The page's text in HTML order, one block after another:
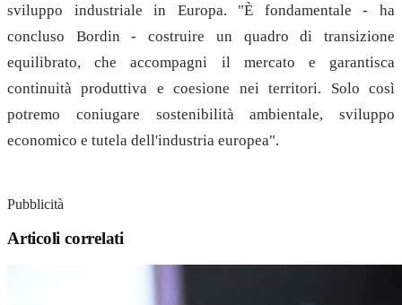
sviluppo industriale in Europa. "È fondamentale - ha
concluso Bordin - costruire un quadro di transizione
equilibrato, che accompagni il mercato e garantisca
continuità produttiva e coesione nei territori. Solo così
potremo coniugare sostenibilità ambientale, sviluppo
economico e tutela dell'industria europea".
Pubblicità
Articoli correlati